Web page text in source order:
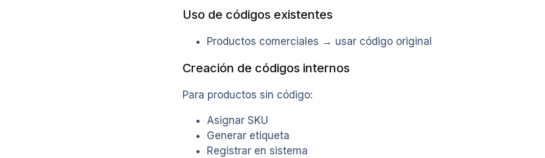
Uso de códigos existentes
Productos comerciales → usar código original
Creación de códigos internos
Para productos sin código:
Asignar SKU
Generar etiqueta
Registrar en sistema